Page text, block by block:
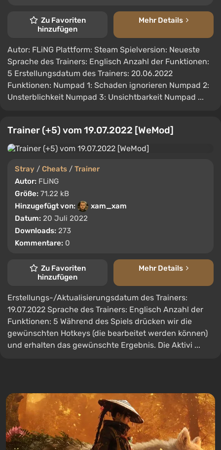
Zu Favoriten
hinzufügen
Mehr Details
Autor: FLiNG Plattform: Steam Spielversion: Neueste
Sprache des Trainers: Englisch Anzahl der Funktionen:
5 Erstellungsdatum des Trainers: 20.06.2022
Funktionen: Numpad 1: Schaden ignorieren Numpad 2:
Unsterblichkeit Numpad 3: Unsichtbarkeit Numpad ...
Trainer (+5) vom 19.07.2022 [WeMod]
Stray / Cheats / Trainer
Autor: FLiNG
Größe: 71.22 kB
Hinzugefügt von:
xam_xam
Datum: 20 Juli 2022
Downloads: 273
Kommentare: 0
Zu Favoriten
hinzufügen
Mehr Details
Erstellungs-/Aktualisierungsdatum des Trainers:
19.07.2022 Sprache des Trainers: Englisch Anzahl der
Funktionen: 5 Während des Spiels drücken wir die
gewünschten Hotkeys (die bearbeitet werden können)
und erhalten das gewünschte Ergebnis. Die Aktivi ...